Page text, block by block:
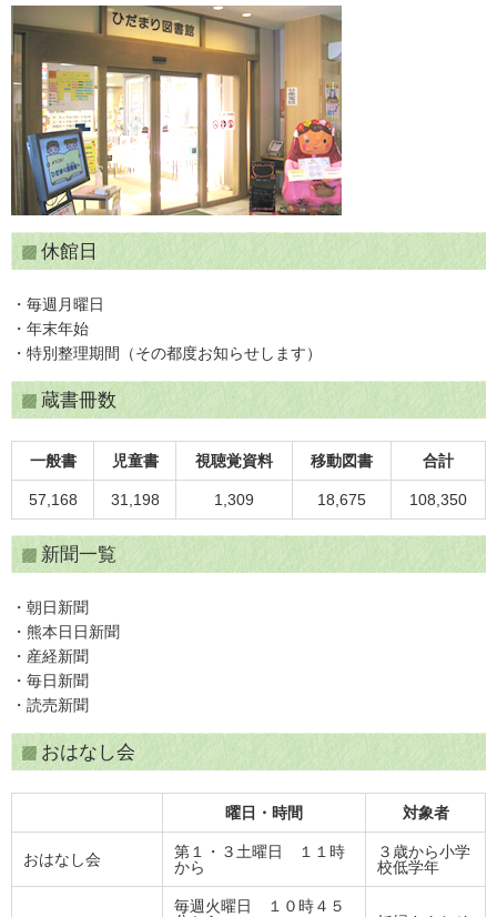
休館日
・毎週月曜日
・年末年始
・特別整理期間（その都度お知らせします）
蔵書冊数
一般書 児童書 視聴覚資料 移動図書 合計
57,168 31,198 1,309 18,675 108,350
新聞一覧
・朝日新聞
・熊本日日新聞
・産経新聞
・毎日新聞
・読売新聞
おはなし会
曜日・時間 対象者
おはなし会
第１・３土曜日 １１時
から
３歳から小学
校低学年
毎週火曜日 １０時４５